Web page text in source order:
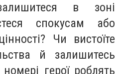
в зоні
спокусам або
Чи вистоїте
й залишитесь
герої роблять